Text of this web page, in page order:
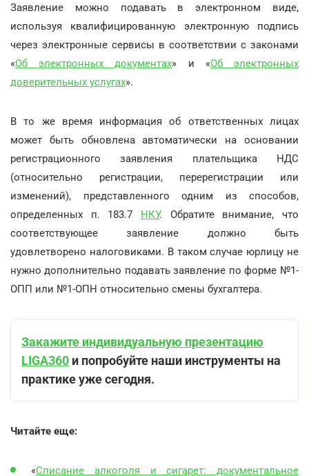
Заявление можно подавать в электронном виде,
используя квалифицированную электронную подпись
через электронные сервисы в соответствии с законами
«Об электронных документах» и «Об электронных
доверительных услугах».
В то же время информация об ответственных лицах
может быть обновлена автоматически на основании
регистрационного заявления плательщика НДС
(относительно регистрации, перерегистрации или
изменений), представленного одним из способов,
определенных п. 183.7 НКУ. Обратите внимание, что
соответствующее заявление должно быть
удовлетворено налоговиками. В таком случае юрлицу не
нужно дополнительно подавать заявление по форме №1-
ОПП или №1-ОПН относительно смены бухгалтера.
Закажите индивидуальную презентацию
LIGA360 и попробуйте наши инструменты на
практике уже сегодня.
Читайте еще:
«Списание алкоголя и сигарет: документальное